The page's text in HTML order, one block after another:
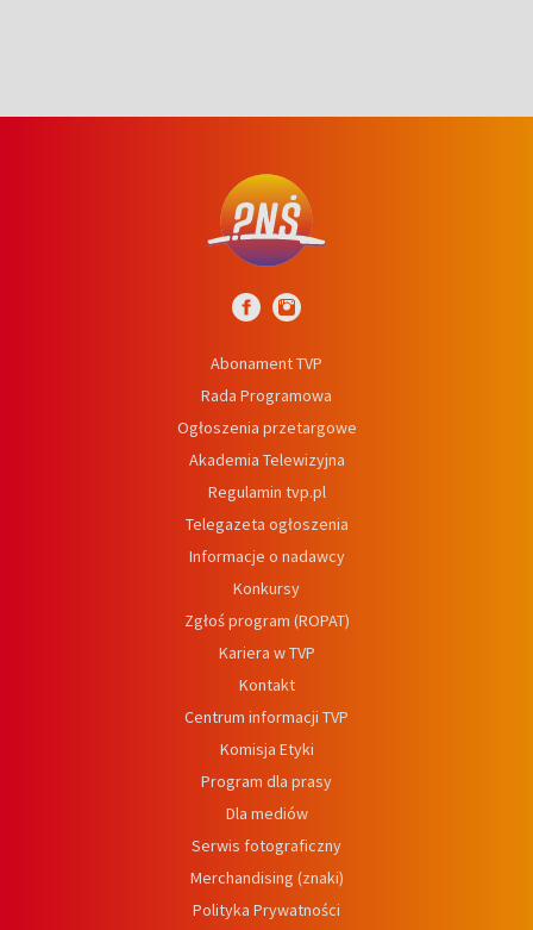
Abonament TVP
Rada Programowa
Ogłoszenia przetargowe
Akademia Telewizyjna
Regulamin tvp.pl
Telegazeta ogłoszenia
Informacje o nadawcy
Konkursy
Zgłoś program (ROPAT)
Kariera w TVP
Kontakt
Centrum informacji TVP
Komisja Etyki
Program dla prasy
Dla mediów
Serwis fotograficzny
Merchandising (znaki)
Polityka Prywatności